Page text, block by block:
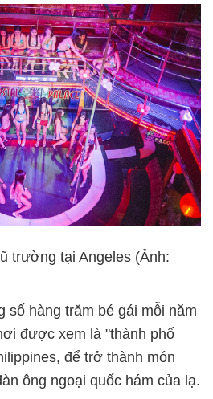
trường tại Angeles (Ảnh:
số hàng trăm bé gái mỗi năm
được xem là "thành phố
để trở thành món
ông ngoại quốc hám của lạ.